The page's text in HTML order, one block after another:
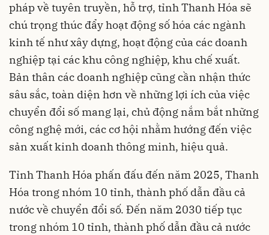
pháp về tuyên truyền, hỗ trợ, tỉnh Thanh Hóa sẽ
chú trọng thúc đẩy hoạt động số hóa các ngành
kinh tế như xây dựng, hoạt động của các doanh
nghiệp tại các khu công nghiệp, khu chế xuất.
Bản thân các doanh nghiệp cũng cần nhận thức
sâu sắc, toàn diện hơn về những lợi ích của việc
chuyển đổi số mang lại, chủ động nắm bắt những
công nghệ mới, các cơ hội nhằm hướng đến việc
sản xuất kinh doanh thông minh, hiệu quả.
Tỉnh Thanh Hóa phấn đấu đến năm 2025, Thanh
Hóa trong nhóm 10 tỉnh, thành phố dẫn đầu cả
nước về chuyển đổi số. Đến năm 2030 tiếp tục
trong nhóm 10 tỉnh, thành phố dẫn đầu cả nước